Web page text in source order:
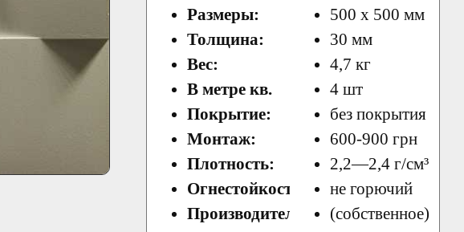
Размеры:
Толщина:
Вес:
В метре кв.
Покрытие:
Монтаж:
Плотность:
Огнестойкость:
Производитель:
500 х 500 мм
30 мм
4,7 кг
4 шт
без покрытия
600-900 грн
2,2—2,4 г/см³
не горючий
(собственное)